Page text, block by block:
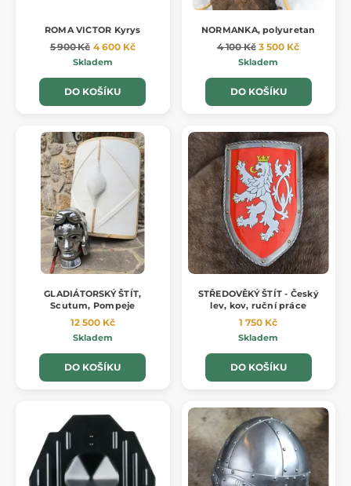
ROMA VICTOR Kyrys
5 900 Kč 4 600 Kč
Skladem
DO KOŠÍKU
NORMANKA, polyuretan
4 100 Kč 3 500 Kč
Skladem
DO KOŠÍKU
GLADIÁTORSKÝ ŠTÍT,
Scutum, Pompeje
12 500 Kč
Skladem
DO KOŠÍKU
STŘEDOVĚKÝ ŠTÍT - Český
lev, kov, ruční práce
1 750 Kč
Skladem
DO KOŠÍKU